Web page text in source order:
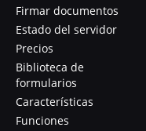
Firmar documentos
Estado del servidor
Precios
Biblioteca de
formularios
Características
Funciones